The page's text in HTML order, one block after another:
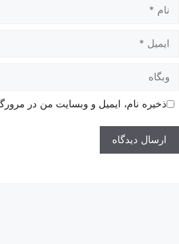
وبگاه
ذخیره نام، ایمیل و وبسایت من در